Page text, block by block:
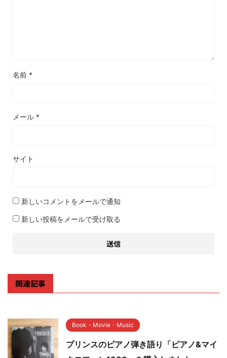
名前 *
メール *
サイト
新しいコメントをメールで通知
新しい投稿をメールで受け取る
関連記事
Book・Movie・Music
プリンスのピアノ弾き語り「ピアノ&マイ